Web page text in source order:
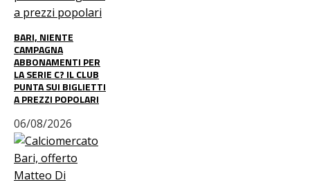
BARI, NIENTE
CAMPAGNA
ABBONAMENTI PER
LA SERIE C? IL CLUB
PUNTA SUI BIGLIETTI
A PREZZI POPOLARI
06/08/2026